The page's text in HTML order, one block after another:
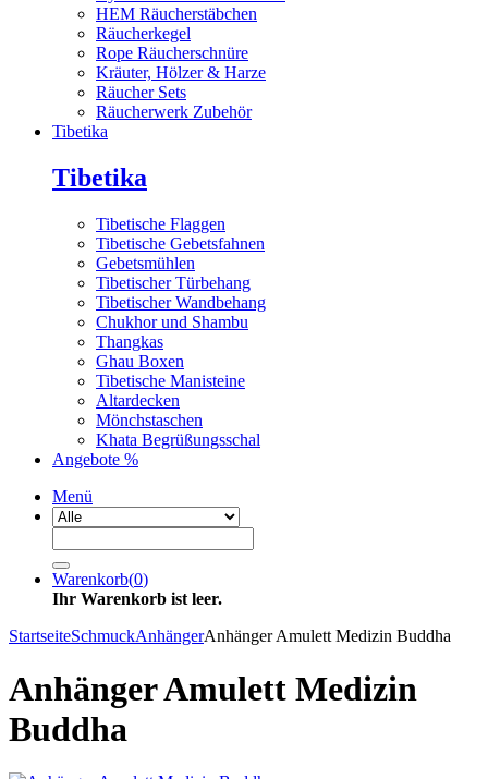
HEM Räucherstäbchen
Räucherkegel
Rope Räucherschnüre
Kräuter, Hölzer & Harze
Räucher Sets
Räucherwerk Zubehör
Tibetika
Tibetika
Tibetische Flaggen
Tibetische Gebetsfahnen
Gebetsmühlen
Tibetischer Türbehang
Tibetischer Wandbehang
Chukhor und Shambu
Thangkas
Ghau Boxen
Tibetische Manisteine
Altardecken
Mönchstaschen
Khata Begrüßungsschal
Angebote %
Menü
Warenkorb(0)
Ihr Warenkorb ist leer.
StartseiteSchmuckAnhängerAnhänger Amulett Medizin Buddha
Anhänger Amulett Medizin
Buddha